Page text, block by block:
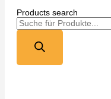
Products search